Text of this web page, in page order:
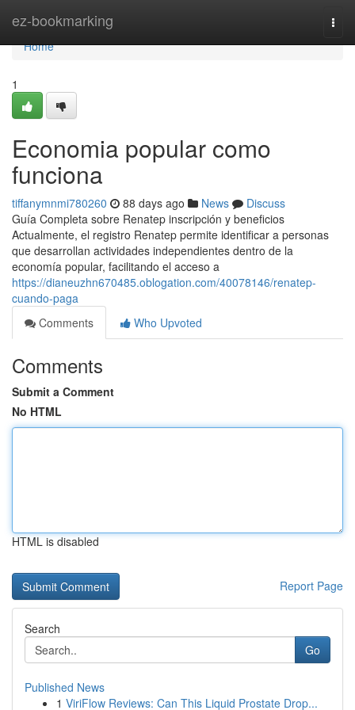
ez-bookmarking
Home
Home
1
Economia popular como
funciona
tiffanymnmi780260 88 days ago News
Discuss
Guía Completa sobre Renatep inscripción y beneficios
Actualmente, el registro Renatep permite identificar a personas
que desarrollan actividades independientes dentro de la
economía popular, facilitando el acceso a
https://dianeuzhn670485.oblogation.com/40078146/renatep-
cuando-paga
Comments
Who Upvoted
Comments
Submit a Comment
No HTML
HTML is disabled
Report Page
Search
Go
Published News
1 ViriFlow Reviews: Can This Liquid Prostate Drop...